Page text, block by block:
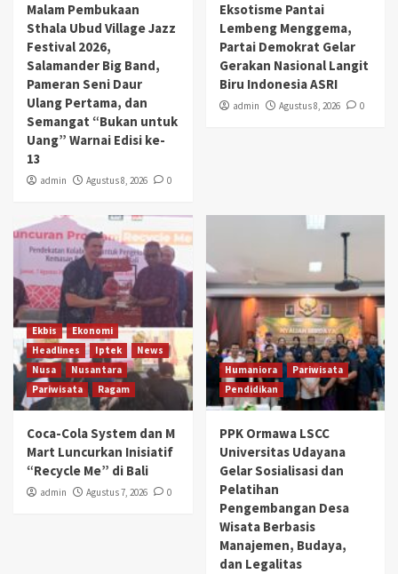
Malam Pembukaan
Sthala Ubud Village Jazz
Festival 2026,
Salamander Big Band,
Pameran Seni Daur
Ulang Pertama, dan
Semangat “Bukan untuk
Uang” Warnai Edisi ke-
13
admin Agustus 8, 2026 0
Eksotisme Pantai
Lembeng Menggema,
Partai Demokrat Gelar
Gerakan Nasional Langit
Biru Indonesia ASRI
admin Agustus 8, 2026 0
Ekbis
Ekonomi
Headlines
Iptek
News
Nusa
Nusantara
Pariwisata
Ragam
Coca-Cola System dan M
Mart Luncurkan Inisiatif
“Recycle Me” di Bali
admin Agustus 7, 2026 0
Humaniora
Pariwisata
Pendidikan
PPK Ormawa LSCC
Universitas Udayana
Gelar Sosialisasi dan
Pelatihan
Pengembangan Desa
Wisata Berbasis
Manajemen, Budaya,
dan Legalitas